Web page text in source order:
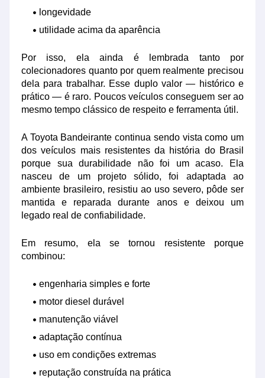
longevidade
utilidade acima da aparência
Por isso, ela ainda é lembrada tanto por
colecionadores quanto por quem realmente precisou
dela para trabalhar. Esse duplo valor — histórico e
prático — é raro. Poucos veículos conseguem ser ao
mesmo tempo clássico de respeito e ferramenta útil.
A Toyota Bandeirante continua sendo vista como um
dos veículos mais resistentes da história do Brasil
porque sua durabilidade não foi um acaso. Ela
nasceu de um projeto sólido, foi adaptada ao
ambiente brasileiro, resistiu ao uso severo, pôde ser
mantida e reparada durante anos e deixou um
legado real de confiabilidade.
Em resumo, ela se tornou resistente porque
combinou:
engenharia simples e forte
motor diesel durável
manutenção viável
adaptação contínua
uso em condições extremas
reputação construída na prática